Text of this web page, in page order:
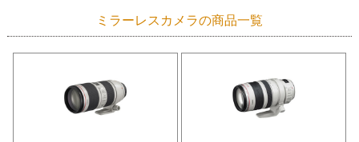
ミラーレスカメラの商品一覧